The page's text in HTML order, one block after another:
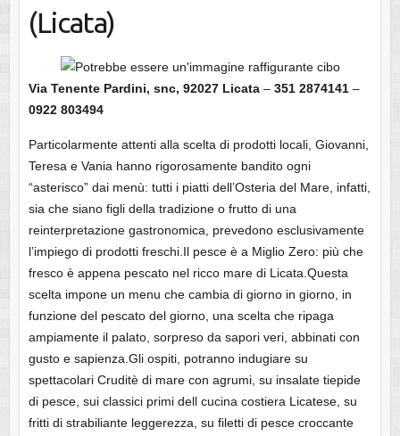
(Licata)
Via Tenente Pardini, snc, 92027 Licata– 351 2874141–
0922 803494
Particolarmente attenti alla scelta di prodotti locali, Giovanni,
Teresa e Vania hanno rigorosamente bandito ogni
“asterisco” dai menù: tutti i piatti dell’Osteria del Mare, infatti,
sia che siano figli della tradizione o frutto di una
reinterpretazione gastronomica, prevedono esclusivamente
l’impiego di prodotti freschi.Il pesce è a Miglio Zero: più che
fresco è appena pescato nel ricco mare di Licata.Questa
scelta impone un menu che cambia di giorno in giorno, in
funzione del pescato del giorno, una scelta che ripaga
ampiamente il palato, sorpreso da sapori veri, abbinati con
gusto e sapienza.Gli ospiti, potranno indugiare su
spettacolari Cruditè di mare con agrumi, su insalate tiepide
di pesce, sui classici primi dell cucina costiera Licatese, su
fritti di strabiliante leggerezza, su filetti di pesce croccante